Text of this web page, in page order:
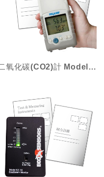
二氧化碳(CO2)計 Model - 7001